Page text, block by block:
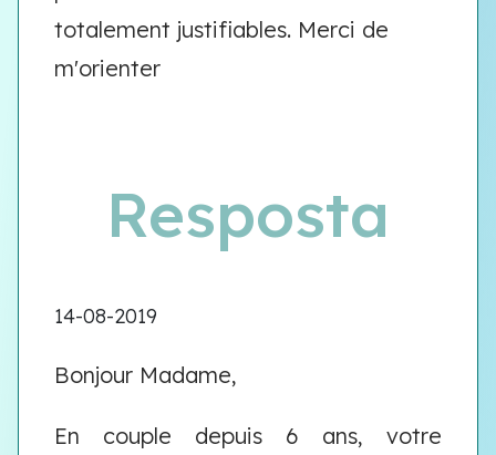
totalement justifiables. Merci de
m'orienter
Resposta
14-08-2019
Bonjour Madame,
En couple depuis 6 ans, votre